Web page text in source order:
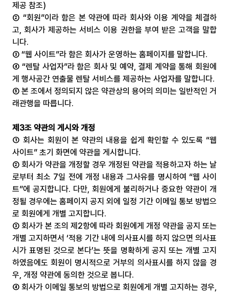
제공 참조)
② “회원”이라 함은 본 약관에 따라 회사와 이용 계약을 체결하
고, 회사가 제공하는 서비스 이용 권한을 부여 받은 고객을 말합
니다.
③ “웹 사이트”라 함은 회사가 운영하는 홈페이지를 말합니다.
④ “렌탈 사업자”라 함은 회사 및 예약, 결제 계약을 통해 회원에
게 행사공간 연출물 렌탈 서비스를 제공하는 사업자를 말합니다.
⑤ 본 조에서 정의되지 않은 약관상의 용어의 의미는 일반적인 거
래관행을 따릅니다.
제3조 약관의 게시와 개정
① 회사는 회원이 본 약관의 내용을 쉽게 확인할 수 있도록 “웹
사이트” 초기 화면에 약관을 게시합니다.
② 회사가 약관을 개정할 경우 개정된 약관을 적용하고자 하는 날
로부터 최소 7일 전에 개정 내용과 그사유를 명시하여 “웹 사이
트”에 공지합니다. 다만, 회원에게 불리하거나 중요한 약관이 개
정될 경우에는 홈페이지 공지 외에 일정 기간 이메일 통보 방법으
로 회원에게 개별 고지합니다.
③ 회사가 본 조의 제2항에 따라 회원에게 개정 약관을 공지 또는
개별 고지하면서 ‘적용 기간 내에 의사표시를 하지 않으면 의사표
시가 표명된 것으로 본다’는 뜻을 명확하게 공지 또는 개별 고지
하였음에도 회원이 명시적으로 거부의 의사표시를 하지 않을 경
우, 개정 약관에 동의한 것으로 봅니다.
④ 회사가 이메일 통보의 방법으로 회원에게 개별 고지하는 경우,